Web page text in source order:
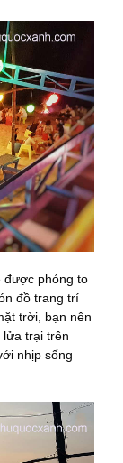
được phóng to
đồ trang trí
trời, bạn nên
lửa trại trên
nhịp sống